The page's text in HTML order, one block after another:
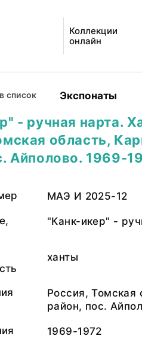
Коллекции
онлайн
список Экспонаты
- ручная нарта.
область,
Айполово. 1969-
МАЭ И 2025-12
"Канк-икер" -
ханты
Россия, Томская
район, пос.
1969-1972